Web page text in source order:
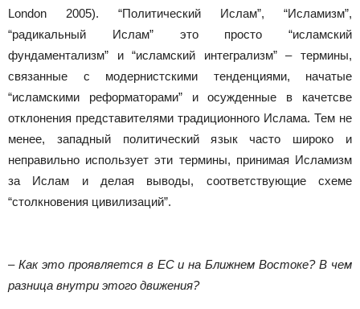
London 2005). “Политический Ислам”, “Исламизм”,
“радикальный Ислам” это просто “исламский
фундаментализм” и “исламский интегрализм” – термины,
связанные с модернистскими тенденциями, начатые
“исламскими реформаторами” и осужденные в качетсве
отклонения представителями традиционного Ислама. Тем не
менее, западный политический язык часто широко и
неправильно использует эти термины, принимая Исламизм
за Ислам и делая выводы, соответствующие схеме
“столкновения цивилизаций”.
– Как это проявляется в ЕС и на Ближнем Востоке? В чем
разница внутри этого движения?